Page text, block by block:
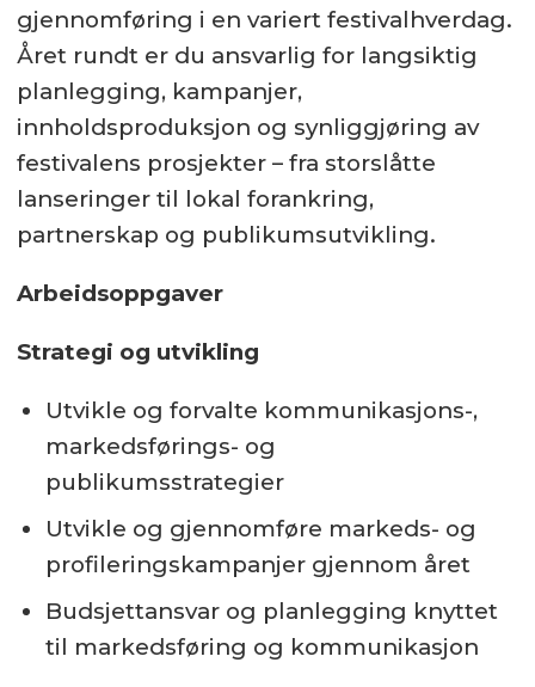
gjennomføring i en variert festivalhverdag.
Året rundt er du ansvarlig for langsiktig
planlegging, kampanjer,
innholdsproduksjon og synliggjøring av
festivalens prosjekter – fra storslåtte
lanseringer til lokal forankring,
partnerskap og publikumsutvikling.
Arbeidsoppgaver
Strategi og utvikling
Utvikle og forvalte kommunikasjons-,
markedsførings- og
publikumsstrategier
Utvikle og gjennomføre markeds- og
profileringskampanjer gjennom året
Budsjettansvar og planlegging knyttet
til markedsføring og kommunikasjon